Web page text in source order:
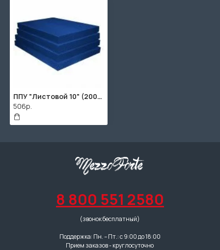
ППУ "Листовой 10" (2000х1000x10мм), темно-синий
506р.
8 800 551 2580
(звонок бесплатный)
Поддержка: Пн. – Пт.: с 9:00 до 18:00
Прием заказов - круглосуточно